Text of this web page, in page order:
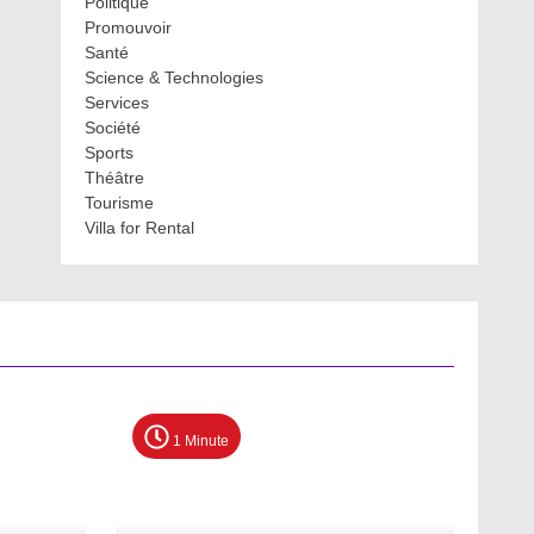
Promouvoir
Santé
Science & Technologies
Services
Société
Sports
Théâtre
Tourisme
Villa for Rental
1 Minute